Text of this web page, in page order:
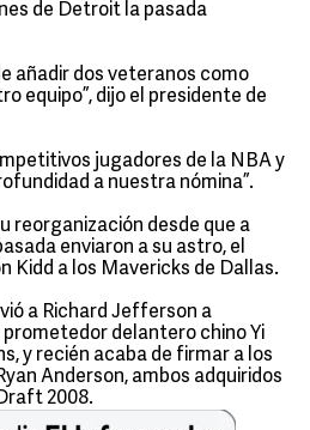
de Detroit la pasada
añadir dos veteranos como
equipo”, dijo el presidente de
jugadores de la NBA y
a nuestra nómina”.
reorganización desde que a
enviaron a su astro, el
Kidd a los Mavericks de Dallas.
a Richard Jefferson a
prometedor delantero chino Yi
y recién acaba de firmar a los
Anderson, ambos adquiridos
2008.